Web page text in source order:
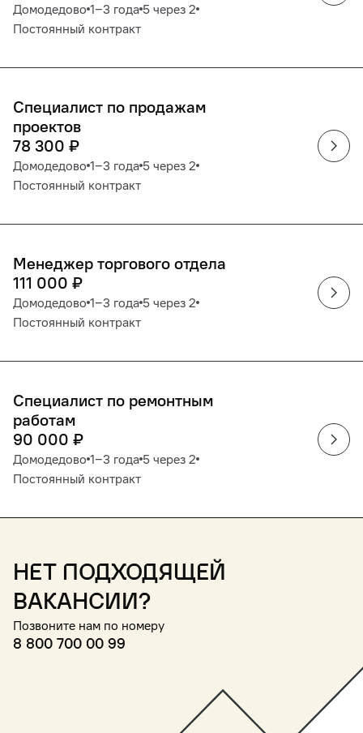
Домодедово 1‒3 года 5 через 2
Постоянный контракт
Специалист по продажам
проектов
78 300 ₽
Домодедово 1‒3 года 5 через 2
Постоянный контракт
Менеджер торгового отдела
111 000 ₽
Домодедово 1‒3 года 5 через 2
Постоянный контракт
Специалист по ремонтным
работам
90 000 ₽
Домодедово 1‒3 года 5 через 2
Постоянный контракт
Нет подходящей
вакансии?
Позвоните нам по номеру
8 800 700 00 99